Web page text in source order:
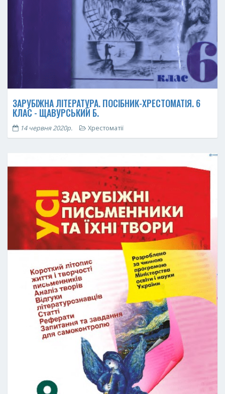
ЗАРУБІЖНА ЛІТЕРАТУРА. ПОСІБНИК-ХРЕСТОМАТІЯ. 6
КЛАС - ЩАВУРСЬКИЙ Б.
14 червня 2020р. Хрестоматії